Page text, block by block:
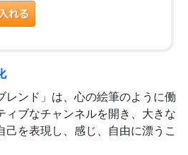
レンド」は、心の絵筆のように働
ィブなチャンネルを開き、大きな
己を表現し、感じ、自由に漂うこ